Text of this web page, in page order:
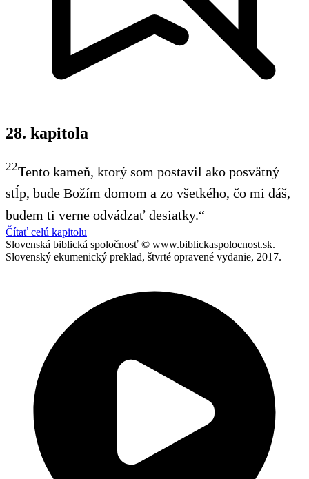
28. kapitola
22Tento kameň, ktorý som postavil ako posvätný
stĺp, bude Božím domom a zo všetkého, čo mi dáš,
budem ti verne odvádzať desiatky.“
Čítať celú kapitolu
Slovenská biblická spoločnosť © www.biblickaspolocnost.sk.
Slovenský ekumenický preklad, štvrté opravené vydanie, 2017.